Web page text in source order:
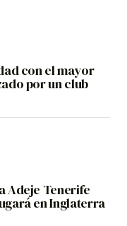
con el mayor
por un club
Adeje Tenerife
en Inglaterra